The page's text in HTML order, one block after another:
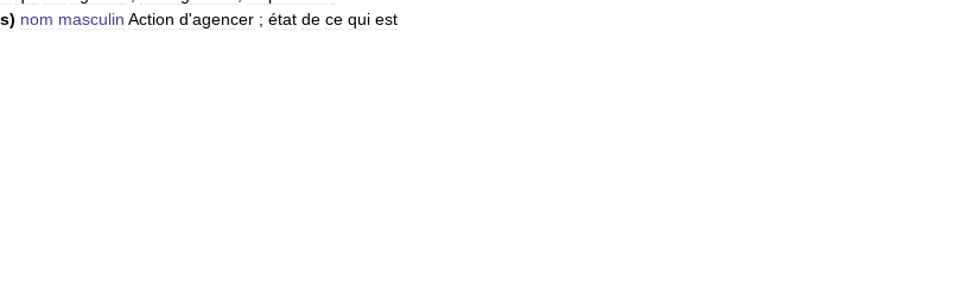
) nom masculin Action d'agencer ; état de ce qui est